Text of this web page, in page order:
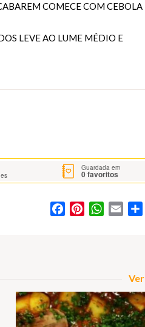
COMECE COM CEBOLA
LEVE AO LUME MÉDIO E
Guardada em
0favoritos
FacebookPinterestWhatsApp
Email